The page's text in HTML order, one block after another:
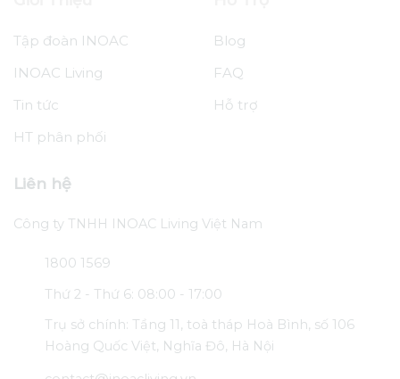
Tập đoàn INOAC
INOAC Living
Tin tức
HT phân phối
Blog
FAQ
Hỗ trợ
Liên hệ
Công ty TNHH INOAC Living Việt Nam
1800 1569
Thứ 2 - Thứ 6: 08:00 - 17:00
Trụ sở chính: Tầng 11, toà tháp Hoà Bình, số 106
Hoàng Quốc Việt, Nghĩa Đô, Hà Nội